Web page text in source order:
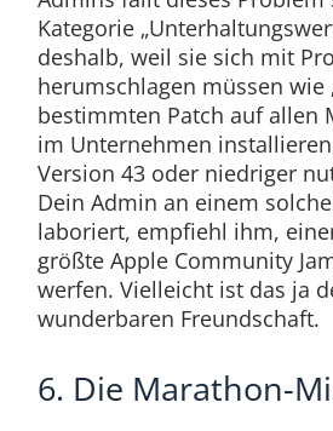
Kategorie
deshalb, weil sie sich mit
herumschlagen müssen wie
bestimmten Patch auf allen
im Unternehmen
Version 43 oder niedriger
Dein Admin an einem
laboriert, empfiehl ihm,
größte Apple Community
werfen. Vielleicht ist das ja
wunderbaren Freundschaft.
6. Die Marathon-